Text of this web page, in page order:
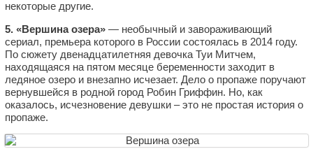
некоторые другие.
5. «Вершина озера» — необычный и завораживающий
сериал, премьера которого в России состоялась в 2014 году.
По сюжету двенадцатилетняя девочка Туи Митчем,
находящаяся на пятом месяце беременности заходит в
ледяное озеро и внезапно исчезает. Дело о пропаже поручают
вернувшейся в родной город Робин Гриффин. Но, как
оказалось, исчезновение девушки – это не простая история о
пропаже.